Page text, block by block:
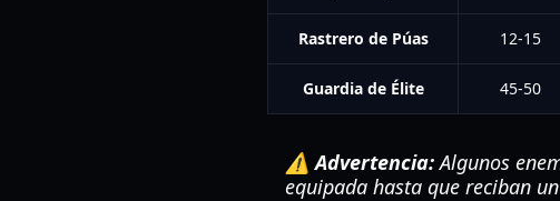
Rastrero de Púas 12-15
Guardia de Élite 45-50
⚠️ Advertencia:Algunos
equipada hasta que reciban